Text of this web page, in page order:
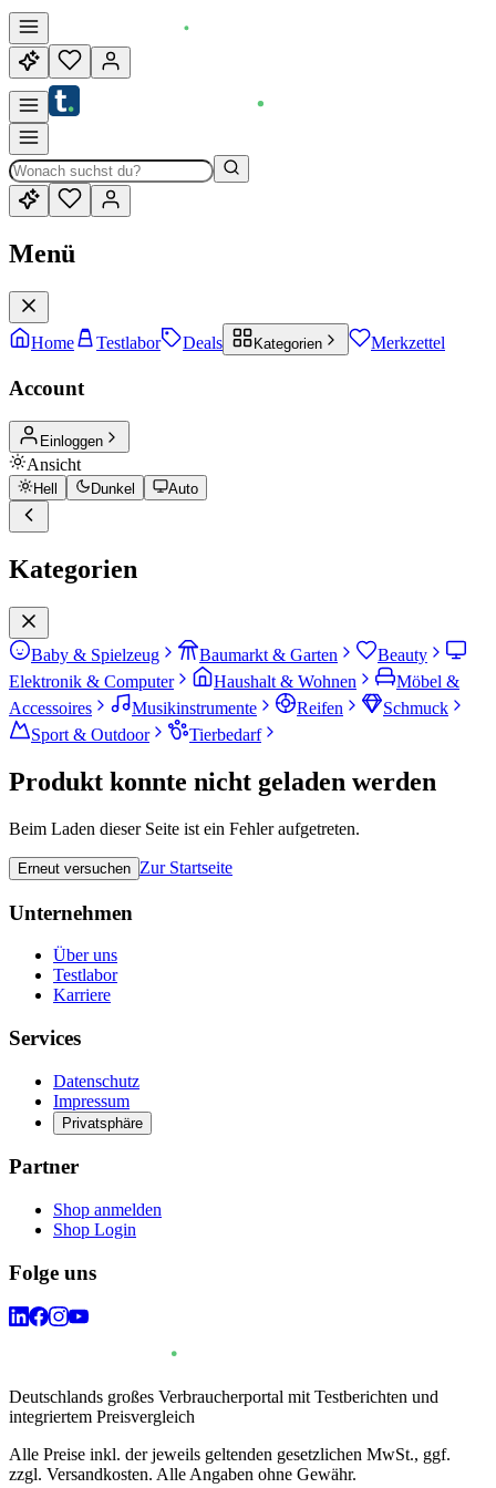
Menü
Home Testlabor Deals Kategorien Merkzettel
Account
Einloggen
Ansicht
Hell Dunkel Auto
Kategorien
Baby & Spielzeug Baumarkt & Garten
Beauty
Elektronik & Computer
Haushalt & Wohnen
Möbel &
Accessoires
Musikinstrumente Reifen
Schmuck
Sport & Outdoor
Tierbedarf
Produkt konnte nicht geladen werden
Beim Laden dieser Seite ist ein Fehler aufgetreten.
Erneut versuchen Zur Startseite
Unternehmen
Über uns
Testlabor
Karriere
Services
Datenschutz
Impressum
Privatsphäre
Partner
Shop anmelden
Shop Login
Folge uns
Deutschlands großes Verbraucherportal mit Testberichten und
integriertem Preisvergleich
Alle Preise inkl. der jeweils geltenden gesetzlichen MwSt., ggf.
zzgl. Versandkosten. Alle Angaben ohne Gewähr.